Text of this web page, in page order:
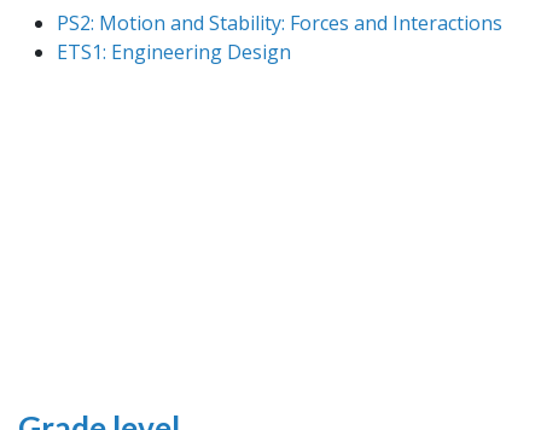
PS2: Motion and Stability: Forces and Interactions
ETS1: Engineering Design